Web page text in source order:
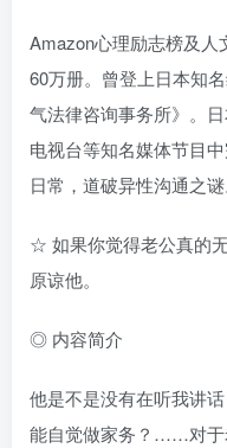
Amazon心理励志榜及人
60万册。曾登上日本知
气法律咨询事务所》。
电视台等知名媒体节目
日常，道破异性沟通之谜
☆ 如果你觉得老公真的
原谅他。
◎ 内容简介
他是不是没有在听我讲
能自觉做家务？……对于